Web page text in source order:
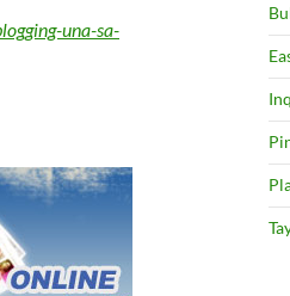
una-sa-